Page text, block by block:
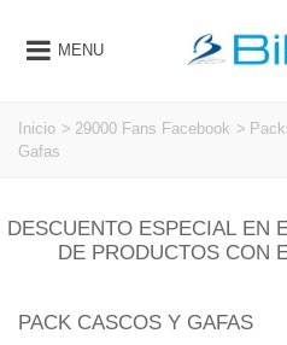
MENU
Inicio > 29000 Fans Facebook >
Gafas
DESCUENTO ESPECIAL EN
DE PRODUCTOS CON
PACK CASCOS Y GAFAS